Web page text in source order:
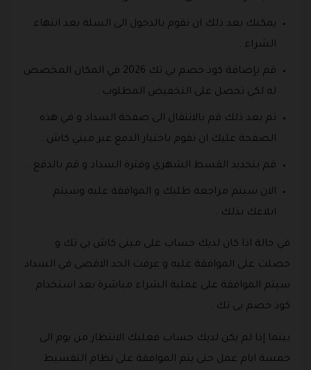
يمكنك بعد ذلك ان تقوم بالدخول الى السلة بعد انتهاء
الشراء .
قم بإضافة كود خصم بي تك 2026 في المكان المخصص
له لكي تحصل على التخفيض المطلوب .
ثم بعد ذلك قم بالانتقال الى صفحة السداد و في هذه
الصفحة عليك ان تقوم باختيار الدفع عبر ميني كاش .
قم بتحديد القسط الشهري وفترة السداد و قم بالدفع .
الان سيتم مراجعة طلبك و الموافقة عليه وسيتم
ابلاغك بذلك .
في حالة اذا كان لديك حساب على ميني كاش بي تك و
حصلت على الموافقة عليه و عرفت الحد الاقصى في السداد
سيتم الموافقة على عملية الشراء مباشرة بعد استخدام
كود خصم بى تك .
بينما إذا لم يكن لديك حساب فعليك الانتظار من يوم الى
خمسة ايام عمل حتى يتم الموافقة على نظام التقسيط .